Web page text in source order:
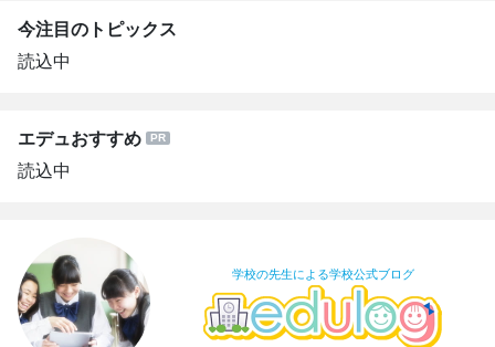
今注目のトピックス
読込中
エデュおすすめ
読込中
学校の先生による学校公式ブログ